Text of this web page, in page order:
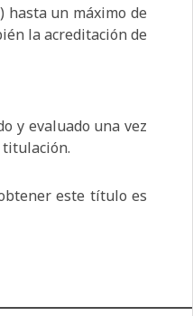
hasta un máximo de
la acreditación de
y evaluado una vez
titulación.
este título es